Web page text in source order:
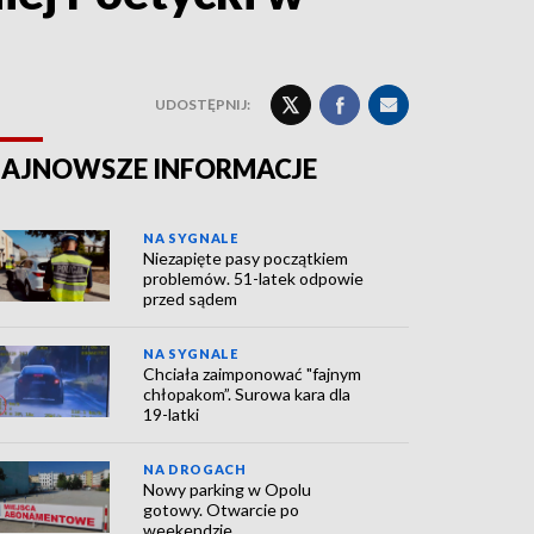
UDOSTĘPNIJ:
INFORMACJE
NA SYGNALE
Niezapięte pasy początkiem
problemów. 51-latek odpowie
przed sądem
NA SYGNALE
Chciała zaimponować "fajnym
chłopakom”. Surowa kara dla
19-latki
NA DROGACH
Nowy parking w Opolu
gotowy. Otwarcie po
weekendzie